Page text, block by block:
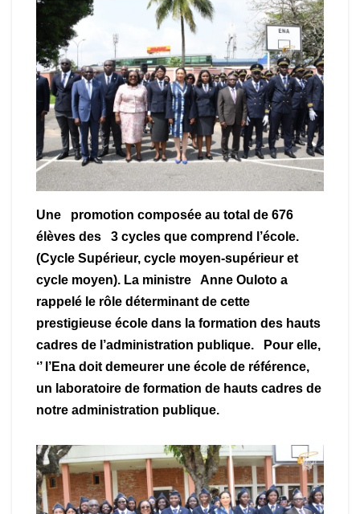
Une promotion composée au total de 676
élèves des 3 cycles que comprend l’école.
(Cycle Supérieur, cycle moyen-supérieur et
cycle moyen). La ministre Anne Ouloto a
rappelé le rôle déterminant de cette
prestigieuse école dans la formation des hauts
cadres de l’administration publique. Pour elle,
‘’ l’Ena doit demeurer une école de référence,
un laboratoire de formation de hauts cadres de
notre administration publique.